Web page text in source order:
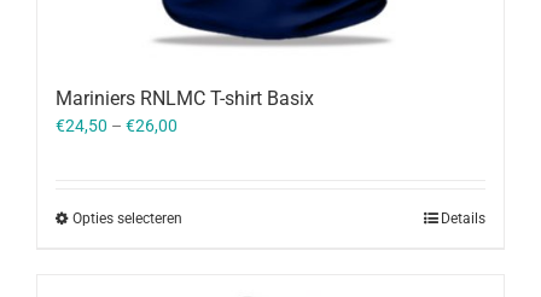
Mariniers RNLMC T-shirt Basix
€24,50 – €26,00
Opties selecteren Details